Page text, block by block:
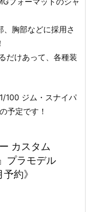
胸部などに採用さ
だけあって、各種装
100 ジム・スナイパ
予定です！
カスタム
プラモデル
約》